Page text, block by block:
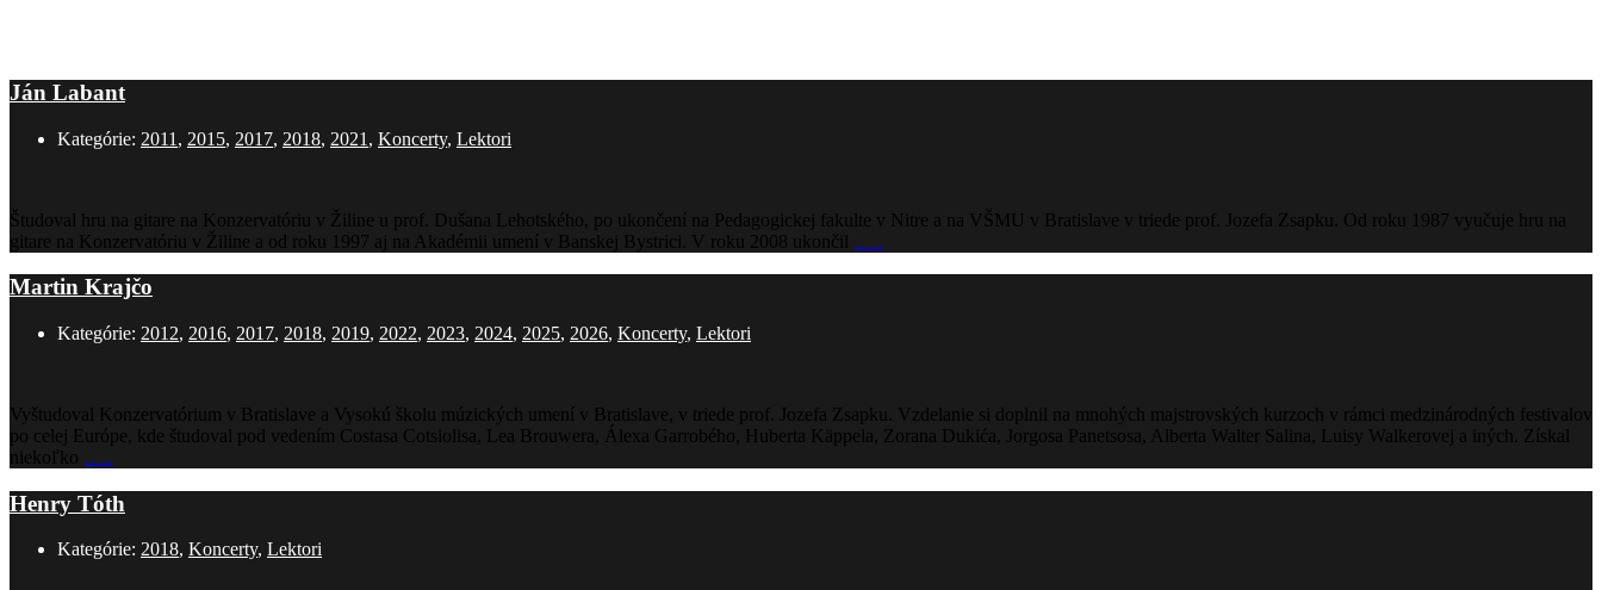
Ján Labant
Kategórie: 2011 , 2015, 2017, 2018, 2021 , Koncerty, Lektori
Študoval hru na gitare na Konzervatóriu v Žiline u prof. Dušana Lehotského, po ukončení na Pedagogickej fakulte v Nitre a na VŠMU v Bratislave v triede prof. Jozefa Zsapku. Od roku 1987 vyučuje hru na
gitare na Konzervatóriu v Žiline a od roku 1997 aj na Akadémii umení v Banskej Bystrici. V roku 2008 ukončil …..
Martin Krajčo
Kategórie: 2012, 2016, 2017, 2018, 2019, 2022, 2023, 2024, 2025, 2026, Koncerty, Lektori
Vyštudoval Konzervatórium v Bratislave a Vysokú školu múzických umení v Bratislave, v triede prof. Jozefa Zsapku. Vzdelanie si doplnil na mnohých majstrovských kurzoch v rámci medzinárodných festivalov
po celej Európe, kde študoval pod vedením Costasa Cotsiolisa, Lea Brouwera, Álexa Garrobého, Huberta Käppela, Zorana Dukića, Jorgosa Panetsosa, Alberta Walter Salina, Luisy Walkerovej a iných. Získal
niekoľko …..
Henry Tóth
Kategórie: 2018, Koncerty, Lektori